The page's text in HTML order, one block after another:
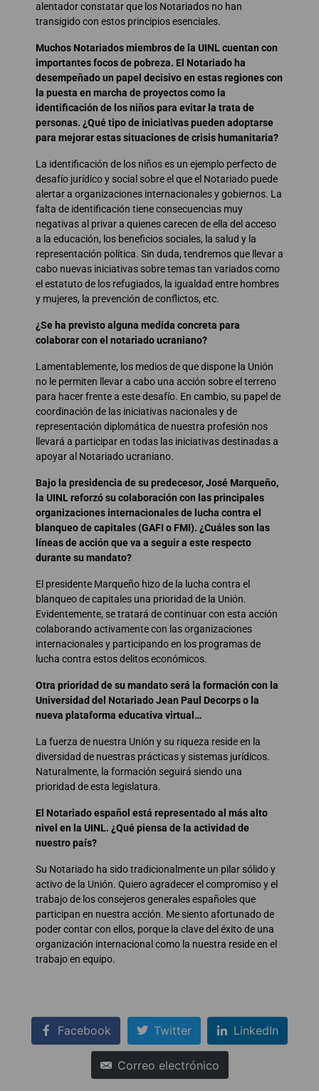
alentador constatar que los Notariados no han
transigido con estos principios esenciales.
Muchos Notariados miembros de la UINL cuentan con
importantes focos de pobreza. El Notariado ha
desempeñado un papel decisivo en estas regiones con
la puesta en marcha de proyectos como la
identificación de los niños para evitar la trata de
personas. ¿Qué tipo de iniciativas pueden adoptarse
para mejorar estas situaciones de crisis humanitaria?
La identificación de los niños es un ejemplo perfecto de
desafío jurídico y social sobre el que el Notariado puede
alertar a organizaciones internacionales y gobiernos. La
falta de identificación tiene consecuencias muy
negativas al privar a quienes carecen de ella del acceso
a la educación, los beneficios sociales, la salud y la
representación política. Sin duda, tendremos que llevar a
cabo nuevas iniciativas sobre temas tan variados como
el estatuto de los refugiados, la igualdad entre hombres
y mujeres, la prevención de conflictos, etc.
¿Se ha previsto alguna medida concreta para
colaborar con el notariado ucraniano?
Lamentablemente, los medios de que dispone la Unión
no le permiten llevar a cabo una acción sobre el terreno
para hacer frente a este desafío. En cambio, su papel de
coordinación de las iniciativas nacionales y de
representación diplomática de nuestra profesión nos
llevará a participar en todas las iniciativas destinadas a
apoyar al Notariado ucraniano.
Bajo la presidencia de su predecesor, José Marqueño,
la UINL reforzó su colaboración con las principales
organizaciones internacionales de lucha contra el
blanqueo de capitales (GAFI o FMI). ¿Cuáles son las
líneas de acción que va a seguir a este respecto
durante su mandato?
El presidente Marqueño hizo de la lucha contra el
blanqueo de capitales una prioridad de la Unión.
Evidentemente, se tratará de continuar con esta acción
colaborando activamente con las organizaciones
internacionales y participando en los programas de
lucha contra estos delitos económicos.
Otra prioridad de su mandato será la formación con la
Universidad del Notariado Jean Paul Decorps o la
nueva plataforma educativa virtual…
La fuerza de nuestra Unión y su riqueza reside en la
diversidad de nuestras prácticas y sistemas jurídicos.
Naturalmente, la formación seguirá siendo una
prioridad de esta legislatura.
El Notariado español está representado al más alto
nivel en la UINL. ¿Qué piensa de la actividad de
nuestro país?
Su Notariado ha sido tradicionalmente un pilar sólido y
activo de la Unión. Quiero agradecer el compromiso y el
trabajo de los consejeros generales españoles que
participan en nuestra acción. Me siento afortunado de
poder contar con ellos, porque la clave del éxito de una
organización internacional como la nuestra reside en el
trabajo en equipo.
Facebook Twitter LinkedIn
Correo electrónico